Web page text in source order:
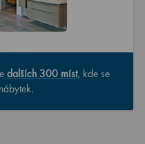
dalších 300 míst, kde se